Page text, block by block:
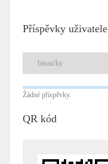
Příspěvky uživatele
Žádné příspěvky.
QR kód